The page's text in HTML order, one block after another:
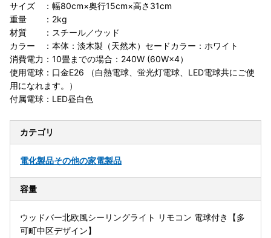
サイズ ：幅80cm×奥行15cm×高さ31cm
重量 ：2kg
材質 ：スチール／ウッド
カラー ：本体：淡木製（天然木）セードカラー：ホワイト
消費電力：10畳までの場合：240W (60W×4）
使用電球：口金E26 （白熱電球、蛍光灯電球、LED電球共にご使
用になれます。）
付属電球：LED昼白色
カテゴリ
電化製品その他の家電製品
容量
ウッドバー北欧風シーリングライト リモコン 電球付き【多
可町中区デザイン】